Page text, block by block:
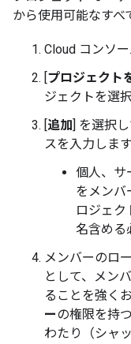
から使用可能なすべ
Cloud コンソ
[プロジェクト
ジェクトを選
[追加] を選択
スを入力します
個人、サ
をメンバ
ロジェク
名含める
メンバーのロ
として、メン
ることを強く
ーの権限を持
わたり（シャ